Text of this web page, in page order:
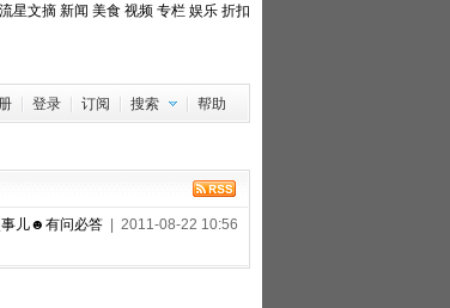
流星文摘 新闻 美食 视频 专栏 娱乐 折扣
登录 订阅 搜索 帮助
事儿☻有问必答| 2011-08-22 10:56